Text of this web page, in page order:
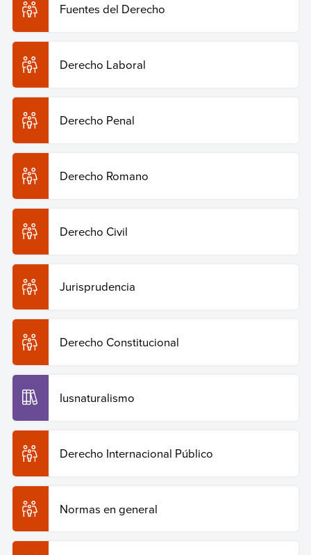
Copiar cita
Fuentes del Derecho
Derecho Laboral
Derecho Penal
Derecho Romano
Derecho Civil
Jurisprudencia
Derecho Constitucional
Iusnaturalismo
Derecho Internacional Público
Normas en general